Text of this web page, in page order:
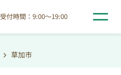
受付時間：9:00～19:00
草加市